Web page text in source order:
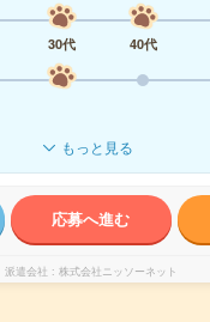
30代 40代
もっと見る
応募へ進む
派遣会社 株式会社ニッソーネット